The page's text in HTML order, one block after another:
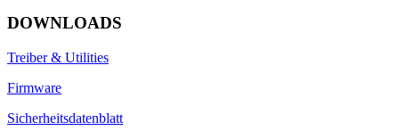
DOWNLOADS
Treiber & Utilities
Firmware
Sicherheitsdatenblatt